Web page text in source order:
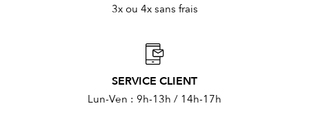
3x ou 4x sans frais
SERVICE CLIENT
Lun-Ven : 9h-13h / 14h-17h